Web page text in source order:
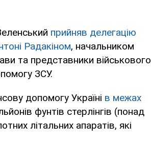
прийняв делегацію
Радакіном, начальником
та представники військового
ЗСУ.
допомогу Україні в межах
фунтів стерлінгів (понад
літальних апаратів, які